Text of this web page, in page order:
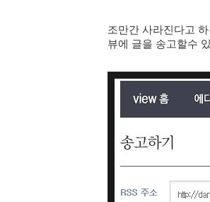
조만간 사라진다고
뷰에 글을 송고할수